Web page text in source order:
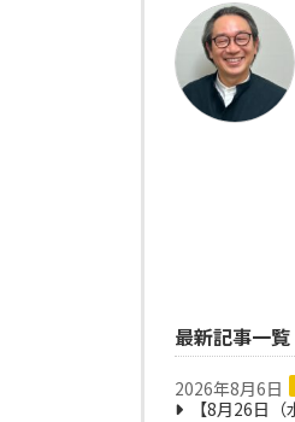
最新記事一覧
2026年8月6日
【8月26日